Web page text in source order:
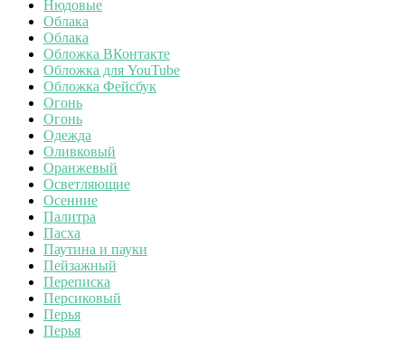
Нюдовые
Облака
Облака
Обложка ВКонтакте
Обложка для YouTube
Обложка Фейсбук
Огонь
Огонь
Одежда
Оливковый
Оранжевый
Осветляющие
Осенние
Палитра
Пасха
Паутина и пауки
Пейзажный
Переписка
Персиковый
Перья
Перья